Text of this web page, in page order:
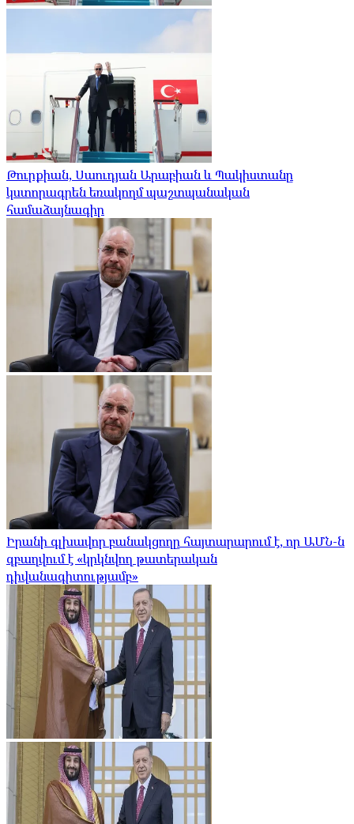
Թուրքիան, Սաուդյան Արաբիան և Պակիստանը
կստորագրեն եռակողմ պաշտպանական
համաձայնագիր
Իրանի գլխավոր բանակցողը հայտարարում է, որ ԱՄՆ-ն
զբաղվում է «կրկնվող թատերական
դիվանագիտությամբ»